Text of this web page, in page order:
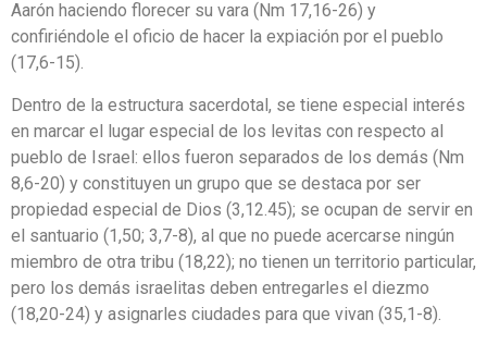
Aarón haciendo florecer su vara (Nm 17,16-26) y
confiriéndole el oficio de hacer la expiación por el pueblo
(17,6-15).
Dentro de la estructura sacerdotal, se tiene especial interés
en marcar el lugar especial de los levitas con respecto al
pueblo de Israel: ellos fueron separados de los demás (Nm
8,6-20) y constituyen un grupo que se destaca por ser
propiedad especial de Dios (3,12.45); se ocupan de servir en
el santuario (1,50; 3,7-8), al que no puede acercarse ningún
miembro de otra tribu (18,22); no tienen un territorio particular,
pero los demás israelitas deben entregarles el diezmo
(18,20-24) y asignarles ciudades para que vivan (35,1-8).